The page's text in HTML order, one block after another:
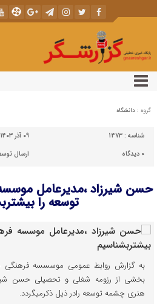
گروه : دانشگاه
شناسه : 1473
۰۹ آذر ۱۴۰۳ - ۱۵:۰۴
۰ دیدگاه ارسال
حسن شیرزاد ،مدیرعامل
توسعه را
به گزارش روابط عمومی موسسسه
بخشی از رزومه شغلی و تحصیلی حسن
هنری چشمه توسعه رادر ذیل ذکرمیگردد.